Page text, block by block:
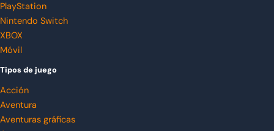
PlayStation
Nintendo Switch
XBOX
Móvil
Tipos de juego
Acción
Aventura
Aventuras gráficas